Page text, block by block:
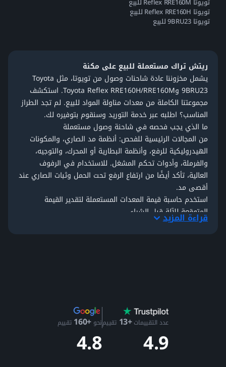
تويوتا Reflex RRE160H للبيع
تويوتا 9BRU23 للبيع
ريتش تراك مستعملة للبيع على مكنة
يشمل مخزوننا عادة شاحنات وصول من تويوتا
، مثل Toyota
9BRU23 وToyota Reflex RRE160H/RRE160M. استكشف
مجموعتنا الكاملة من معدات مناولة المواد للبيع. لم تجد الطراز
المناسب؟ اطلبه عبر خدمة التوريد وسنقوم بتوفيره لك.
ما الذي يجب فحصه في شاحنة وصول مستعملة
من المجالات الرئيسية للفحص: أنظمة مد الصاري، والمكونات
الهيدروليكية للرفع، وأنظمة البطارية أو المحرك، والتوجيه،
والفرملة، وأدوات تحكم المشغل. للاستخدام في الرفوف
العالية، تأكد أيضًا من ارتفاع الرفع تحت الحمل وثبات الصاري عند
أقصى مد.
استخدم حاسبة قيمة المعدات المستعملة لتقدير القيمة
المتوقعة للآلة قبل الشراء.
لماذا تشتري شاحنات الوصول من Makana؟
ودعم لوجستي عالمي
آلية الشراء خطوة بخطوة، أوتواصل مع فريقنا
استفسار حول أي إعلان.
هل ترغب ببيع شاحنة الوصول الخاصة بك؟
قراءة المزيد
عدد التقييمات+13 تقييم
4.9
نحو +160 تقييم
4.8